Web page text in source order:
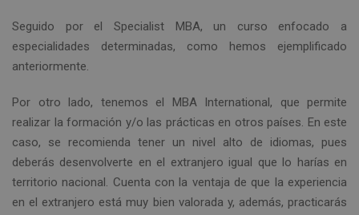
Seguido por el Specialist MBA, un curso enfocado a
especialidades determinadas, como hemos ejemplificado
anteriormente.
Por otro lado, tenemos el MBA International, que permite
realizar la formación y/o las prácticas en otros países. En este
caso, se recomienda tener un nivel alto de idiomas, pues
deberás desenvolverte en el extranjero igual que lo harías en
territorio nacional. Cuenta con la ventaja de que la experiencia
en el extranjero está muy bien valorada y, además, practicarás